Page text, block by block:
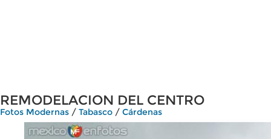
REMODELACION DEL CENTRO
Fotos Modernas / Tabasco / Cárdenas